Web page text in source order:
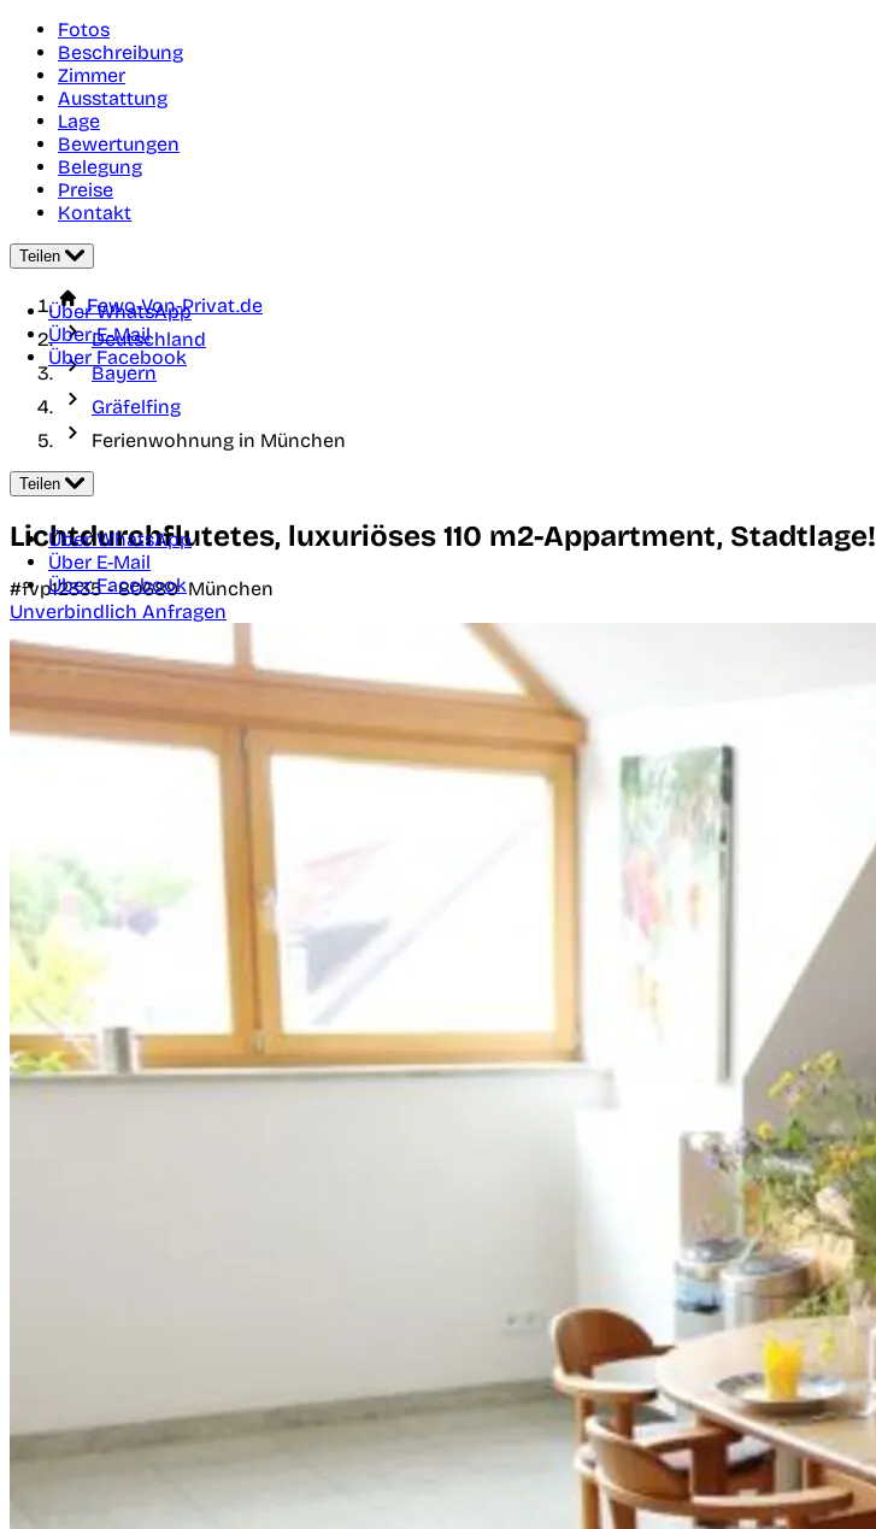
Fotos
Beschreibung
Zimmer
Ausstattung
Lage
Bewertungen
Belegung
Preise
Kontakt
Teilen
Über WhatsApp
Über E-Mail
Über Facebook
Fewo-Von-Privat.de
Deutschland
Bayern
Gräfelfing
Ferienwohnung in München
Teilen
Über WhatsApp
Über E-Mail
Über Facebook
Lichtdurchflutetes, luxuriöses 110 m2-Appartment, Stadtlage!
#fvp12335 -80689 München
Unverbindlich Anfragen